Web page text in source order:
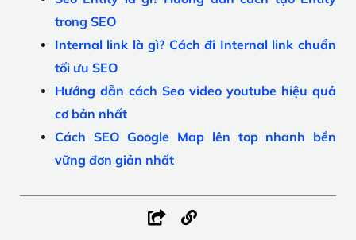
trong SEO
Internal link là gì? Cách đi Internal link chuẩn
tối ưu SEO
Hướng dẫn cách Seo video youtube hiệu quả
cơ bản nhất
Cách SEO Google Map lên top nhanh bền
vững đơn giản nhất